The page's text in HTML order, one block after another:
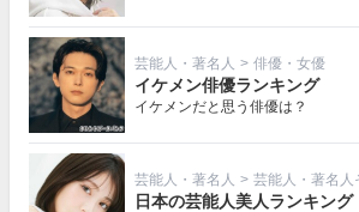
芸能人・著名人 > 俳優・女優
イケメン俳優ランキング
イケメンだと思う俳優は？
芸能人・著名人 > 芸能人・著名人
日本の芸能人美人ランキング